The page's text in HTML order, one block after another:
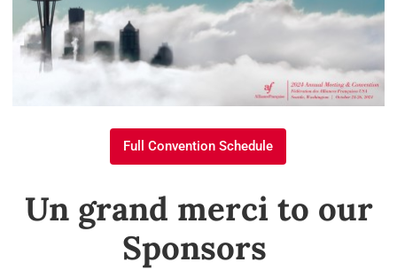
Full Convention Schedule
Full Convention Schedule
Un grand merci to our
Sponsors